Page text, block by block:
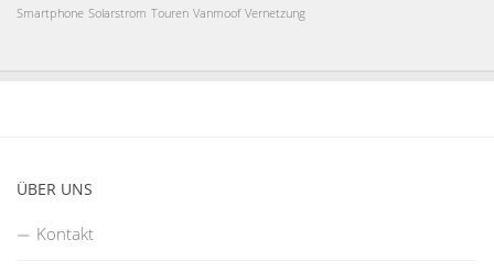
Smartphone Solarstrom Touren Vanmoof Vernetzung
ÜBER UNS
Kontakt